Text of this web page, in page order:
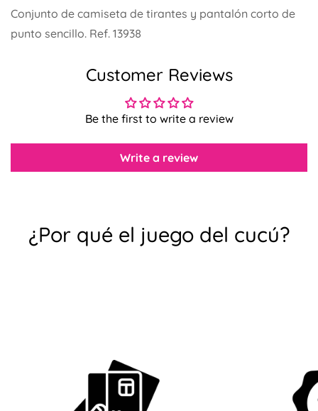
Conjunto de camiseta de tirantes y pantalón corto de
punto sencillo. Ref. 13938
Customer Reviews
Be the first to write a review
Write a review
¿Por qué el juego del cucú?
Confirma tu edad